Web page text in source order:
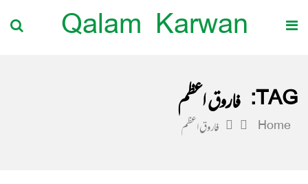
Qalam Karwan
TAG: فاروق اعظم
Home فاروق اعظم